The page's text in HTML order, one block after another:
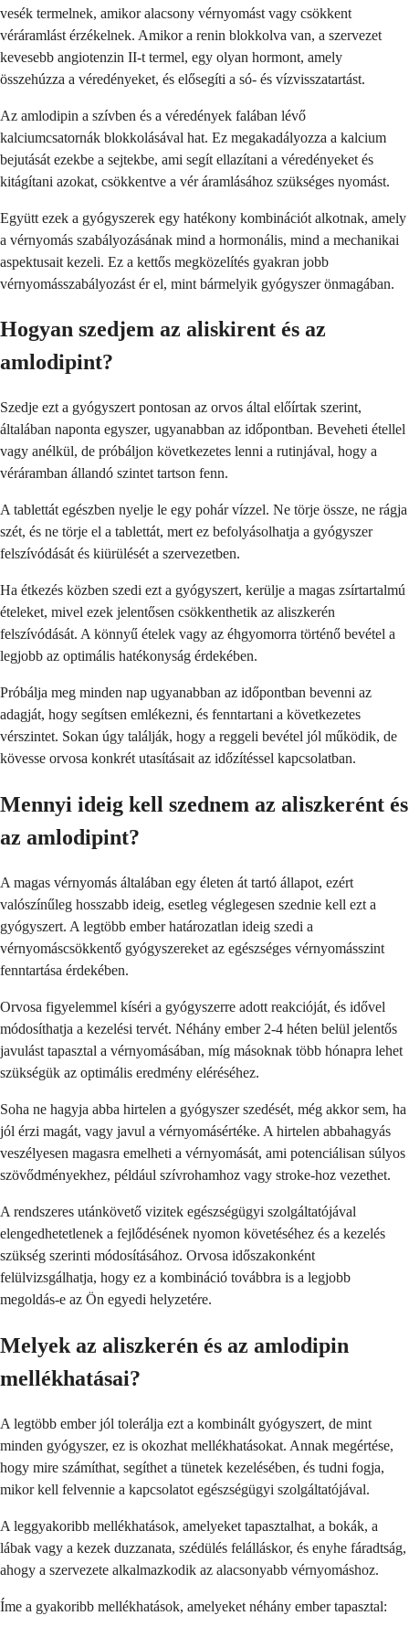
vesék termelnek, amikor alacsony vérnyomást vagy csökkent
véráramlást érzékelnek. Amikor a renin blokkolva van, a szervezet
kevesebb angiotenzin II-t termel, egy olyan hormont, amely
összehúzza a véredényeket, és elősegíti a só- és vízvisszatartást.
Az amlodipin a szívben és a véredények falában lévő
kalciumcsatornák blokkolásával hat. Ez megakadályozza a kalcium
bejutását ezekbe a sejtekbe, ami segít ellazítani a véredényeket és
kitágítani azokat, csökkentve a vér áramlásához szükséges nyomást.
Együtt ezek a gyógyszerek egy hatékony kombinációt alkotnak, amely
a vérnyomás szabályozásának mind a hormonális, mind a mechanikai
aspektusait kezeli. Ez a kettős megközelítés gyakran jobb
vérnyomásszabályozást ér el, mint bármelyik gyógyszer önmagában.
Hogyan szedjem az aliskirent és az
amlodipint?
Szedje ezt a gyógyszert pontosan az orvos által előírtak szerint,
általában naponta egyszer, ugyanabban az időpontban. Beveheti étellel
vagy anélkül, de próbáljon következetes lenni a rutinjával, hogy a
véráramban állandó szintet tartson fenn.
A tablettát egészben nyelje le egy pohár vízzel. Ne törje össze, ne rágja
szét, és ne törje el a tablettát, mert ez befolyásolhatja a gyógyszer
felszívódását és kiürülését a szervezetben.
Ha étkezés közben szedi ezt a gyógyszert, kerülje a magas zsírtartalmú
ételeket, mivel ezek jelentősen csökkenthetik az aliszkerén
felszívódását. A könnyű ételek vagy az éhgyomorra történő bevétel a
legjobb az optimális hatékonyság érdekében.
Próbálja meg minden nap ugyanabban az időpontban bevenni az
adagját, hogy segítsen emlékezni, és fenntartani a következetes
vérszintet. Sokan úgy találják, hogy a reggeli bevétel jól működik, de
kövesse orvosa konkrét utasításait az időzítéssel kapcsolatban.
Mennyi ideig kell szednem az aliszkerént és
az amlodipint?
A magas vérnyomás általában egy életen át tartó állapot, ezért
valószínűleg hosszabb ideig, esetleg véglegesen szednie kell ezt a
gyógyszert. A legtöbb ember határozatlan ideig szedi a
vérnyomáscsökkentő gyógyszereket az egészséges vérnyomásszint
fenntartása érdekében.
Orvosa figyelemmel kíséri a gyógyszerre adott reakcióját, és idővel
módosíthatja a kezelési tervét. Néhány ember 2-4 héten belül jelentős
javulást tapasztal a vérnyomásában, míg másoknak több hónapra lehet
szükségük az optimális eredmény eléréséhez.
Soha ne hagyja abba hirtelen a gyógyszer szedését, még akkor sem, ha
jól érzi magát, vagy javul a vérnyomásértéke. A hirtelen abbahagyás
veszélyesen magasra emelheti a vérnyomását, ami potenciálisan súlyos
szövődményekhez, például szívrohamhoz vagy stroke-hoz vezethet.
A rendszeres utánkövető vizitek egészségügyi szolgáltatójával
elengedhetetlenek a fejlődésének nyomon követéséhez és a kezelés
szükség szerinti módosításához. Orvosa időszakonként
felülvizsgálhatja, hogy ez a kombináció továbbra is a legjobb
megoldás-e az Ön egyedi helyzetére.
Melyek az aliszkerén és az amlodipin
mellékhatásai?
A legtöbb ember jól tolerálja ezt a kombinált gyógyszert, de mint
minden gyógyszer, ez is okozhat mellékhatásokat. Annak megértése,
hogy mire számíthat, segíthet a tünetek kezelésében, és tudni fogja,
mikor kell felvennie a kapcsolatot egészségügyi szolgáltatójával.
A leggyakoribb mellékhatások, amelyeket tapasztalhat, a bokák, a
lábak vagy a kezek duzzanata, szédülés felálláskor, és enyhe fáradtság,
ahogy a szervezete alkalmazkodik az alacsonyabb vérnyomáshoz.
Íme a gyakoribb mellékhatások, amelyeket néhány ember tapasztal: